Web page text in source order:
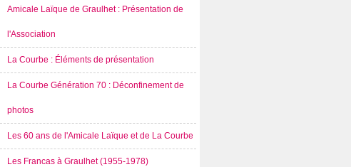
Amicale Laïque de Graulhet : Présentation de
l'Association
La Courbe : Éléments de présentation
La Courbe Génération 70 : Déconfinement de
photos
Les 60 ans de l'Amicale Laïque et de La Courbe
Les Francas à Graulhet (1955-1978)